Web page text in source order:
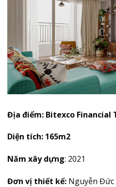
Địa điểm: Bitexco Financial
Diện tích: 165m2
Năm xây dựng: 2021
Đơn vị thiết kế: Nguyễn Đức